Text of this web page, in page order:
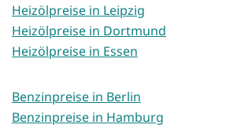
Heizölpreise in Leipzig
Heizölpreise in Dortmund
Heizölpreise in Essen
Benzinpreise in Berlin
Benzinpreise in Hamburg